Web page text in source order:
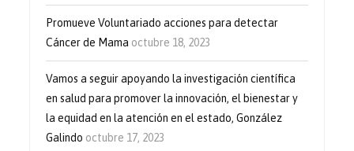
Promueve Voluntariado acciones para detectar
Cáncer de Mama octubre 18, 2023
Vamos a seguir apoyando la investigación científica
en salud para promover la innovación, el bienestar y
la equidad en la atención en el estado, González
Galindo octubre 17, 2023